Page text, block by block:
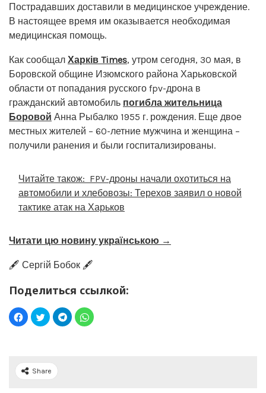
Пострадавших доставили в медицинское учреждение.
В настоящее время им оказывается необходимая
медицинская помощь.
Как сообщал Харків Times, утром сегодня, 30 мая, в
Боровской общине Изюмского района Харьковской
области от попадания русского fpv-дрона в
гражданский автомобиль погибла жительница
Боровой Анна Рыбалко 1955 г. рождения. Еще двое
местных жителей – 60-летние мужчина и женщина –
получили ранения и были госпитализированы.
Читайте також: FPV-дроны начали охотиться на
автомобили и хлебовозы: Терехов заявил о новой
тактике атак на Харьков
Читати цю новину українською →
🖋️ Сергій Бобок 🖋️
Поделиться ссылкой:
Share